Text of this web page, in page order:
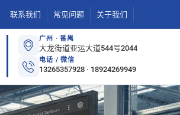
联系我们 常见问题 关于我们
广州 · 番禺
大龙街道亚运大道544号2044
电话 / 微信
13265357928 · 18924269949